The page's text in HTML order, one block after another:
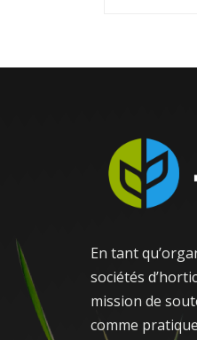
En tant
sociétés
mission de
comme